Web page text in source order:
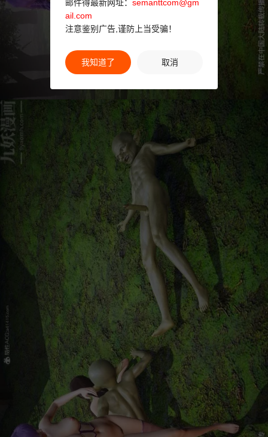
邮件得最新网址： semanttcom@gm
ail.com
注意鉴别广告,谨防上当受骗！
我知道了 取消